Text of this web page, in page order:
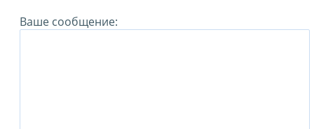
Ваше сообщение: